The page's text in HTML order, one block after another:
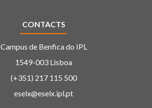
CONTACTS
Campus de Benfica do IPL
1549-003 Lisboa
(+351) 217 115 500
eselx@eselx.ipl.pt